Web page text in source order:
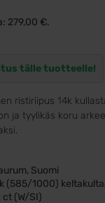
279,00 €.
tälle tuotteelle!
ristiriipus 14k
ja tyylikäs koru
Suomi
(585/1000)
ct (W/SI)